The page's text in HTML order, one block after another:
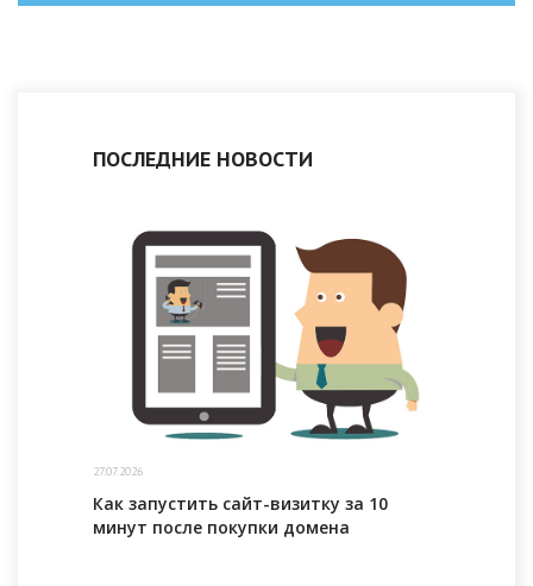
ПОСЛЕДНИЕ НОВОСТИ
27.07.2026
Как запустить сайт-визитку за 10
минут после покупки домена